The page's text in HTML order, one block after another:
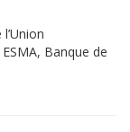
Banque de